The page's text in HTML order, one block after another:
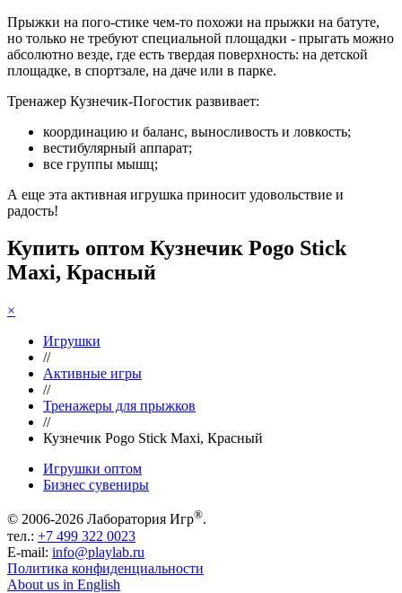
Прыжки на пого-стике чем-то похожи на прыжки на батуте,
но только не требуют специальной площадки - прыгать можно
абсолютно везде, где есть твердая поверхность: на детской
площадке, в спортзале, на даче или в парке.
Тренажер Кузнечик-Погостик развивает:
координацию и баланс, выносливость и ловкость;
вестибулярный аппарат;
все группы мышц;
А еще эта активная игрушка приносит удовольствие и
радость!
Купить оптом Кузнечик Pogo Stick
Maxi, Красный
×
Игрушки
//
Активные игры
//
Тренажеры для прыжков
//
Кузнечик Pogo Stick Maxi, Красный
Игрушки оптом
Бизнес сувениры
© 2006-2026 Лаборатория Игр®.
тел.: +7 499 322 0023
E-mail: info@playlab.ru
Политика конфиденциальности
About us in English